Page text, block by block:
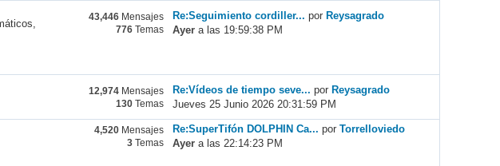
43,446 Mensajes
776 Temas
Re:Seguimiento cordiller... por Reysagrado
Ayer a las 19:59:38 PM
12,974 Mensajes
130 Temas
Re:Vídeos de tiempo seve... porReysagrado
Jueves 25 Junio 2026 20:31:59 PM
4,520 Mensajes
3 Temas
Re:SuperTifón DOLPHIN Ca... porTorrelloviedo
Ayer a las 22:14:23 PM